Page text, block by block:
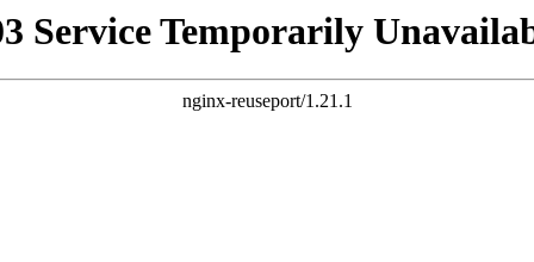
Service Temporarily
nginx-reuseport/1.21.1